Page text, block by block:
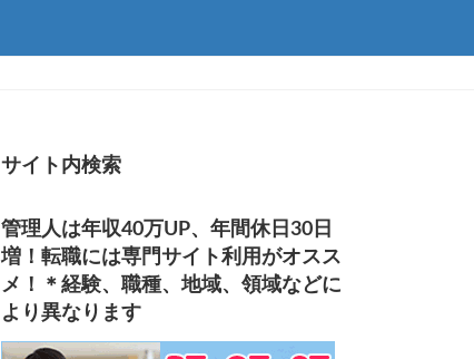
サイト内検索
管理人は年収40万UP、年間休日30日
増！転職には専門サイト利用がオスス
メ！＊経験、職種、地域、領域などに
より異なります